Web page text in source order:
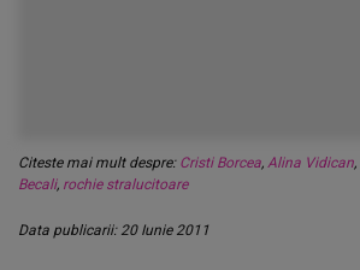
Citeste mai mult despre: Cristi Borcea, Alina Vidican,
Becali, rochie stralucitoare
Data publicarii: 20 Iunie 2011